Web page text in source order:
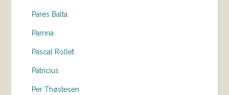
Pares Balta
Parrina
Pascal Rollet
Patricius
Per Thøstesen